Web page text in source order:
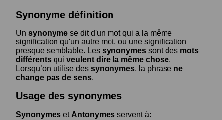
Synonyme définition
Un synonyme se dit d'un mot qui a la même
signification qu'un autre mot, ou une signification
presque semblable. Les synonymes sont des mots
différents qui veulent dire la même chose.
Lorsqu’on utilise des synonymes, la phrase ne
change pas de sens.
Usage des synonymes
Synonymes et Antonymes servent à: